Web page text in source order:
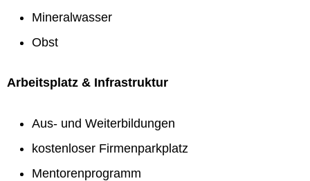
Mineralwasser
Obst
Arbeitsplatz & Infrastruktur
Aus- und Weiterbildungen
kostenloser Firmenparkplatz
Mentorenprogramm